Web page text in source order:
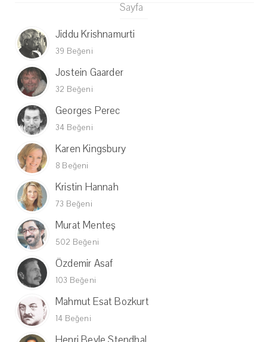
Sayfa
Jiddu Krishnamurti
39 Beğeni
Jostein Gaarder
32 Beğeni
Georges Perec
34 Beğeni
Karen Kingsbury
8 Beğeni
Kristin Hannah
73 Beğeni
Murat Menteş
502 Beğeni
Özdemir Asaf
103 Beğeni
Mahmut Esat Bozkurt
14 Beğeni